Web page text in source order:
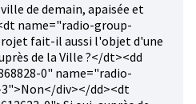
de demain, apaisée et
name="radio-group-
fait-il aussi l'objet d'une
de la Ville ?</dt><dd
0" name="radio-
div></dd><dt